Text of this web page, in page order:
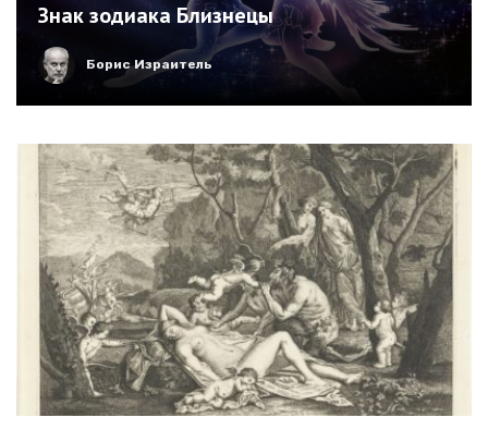
Знак зодиака Близнецы
Борис Израитель